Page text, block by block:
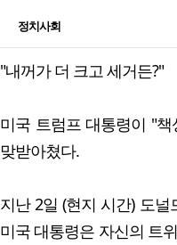
정치사회
"내꺼가 더 크고 세거든?"
미국 트럼프 대통령이 "
맞받아쳤다.
지난 2일 (현지 시간) 도
미국 대통령은 자신의 트